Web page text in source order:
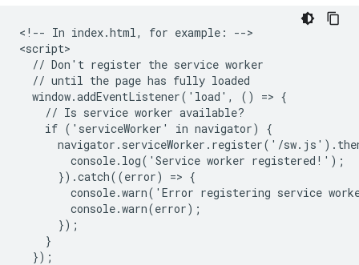
<!-- In index.html, for example: -->
<script>
  // Don't register the service worker
  // until the page has fully loaded
  window.addEventListener('load', () => {
    // Is service worker available?
    if ('serviceWorker' in navigator) {
navigator.serviceWorker.register('/
        console.log('Service worker registered!');
      }).catch((error) => {
console.warn('Error registering service
        console.warn(error);
      });
    }
  });